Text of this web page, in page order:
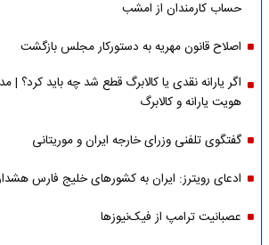
حساب کارمندان از امشب
اصلاح قانون مهریه به دستورکار مجلس بازگشت
اگر یارانه نقدی یا کالابرگ قطع شد چه باید کرد؟ |
هویت یارانه و کالابرگ
گفتگوی تلفنی وزرای خارجه ایران و موریتانی
ادعای رویترز: ایران به کشورهای خلیج فارس
عصبانیت ترامپ از فیک‌نیوزها